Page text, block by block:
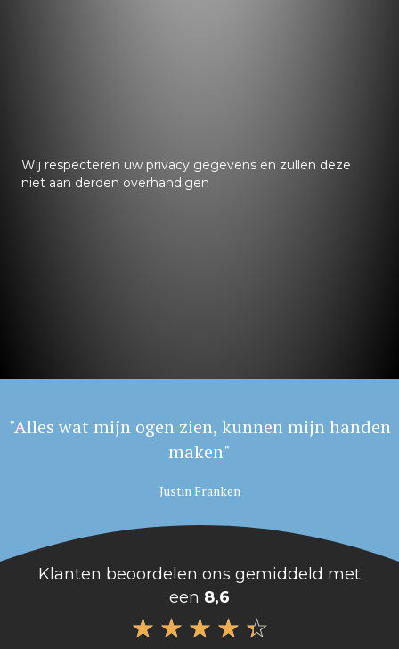
Wij respecteren uw privacy gegevens en zullen deze
niet aan derden overhandigen
"Alles wat mijn ogen zien, kunnen mijn handen
maken"
Justin Franken
Klanten beoordelen ons gemiddeld met
een 8,6
☆ ☆ ☆ ☆ ☆